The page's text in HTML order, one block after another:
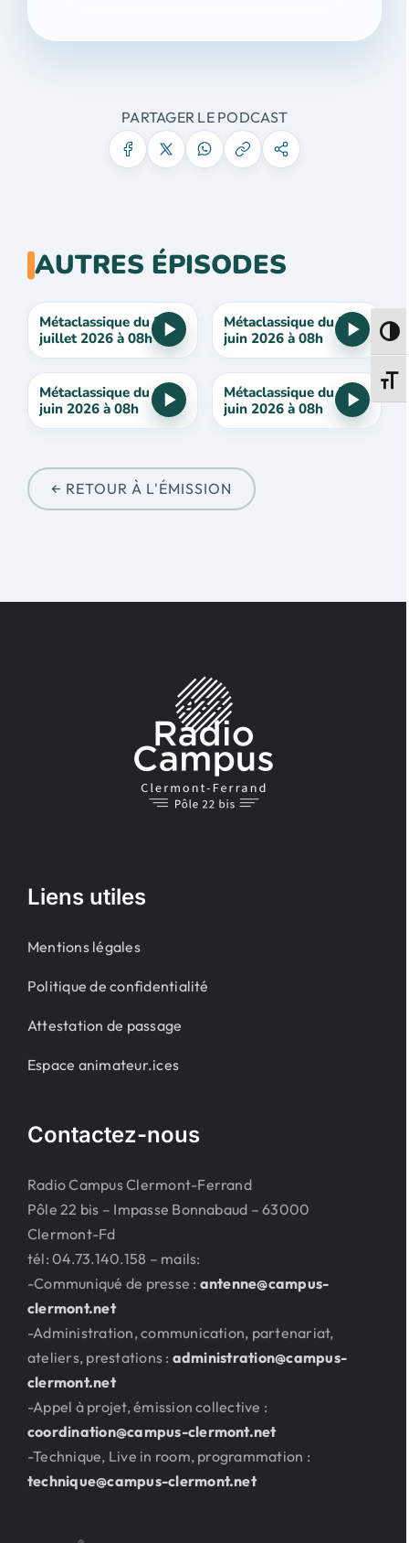
PARTAGER LE PODCAST
AUTRES ÉPISODES
Métaclassique du 3
juillet 2026 à 08h
Métaclassique du 26
juin 2026 à 08h
Métaclassique du 12
juin 2026 à 08h
Métaclassique du 5
juin 2026 à 08h
← RETOUR À L'ÉMISSION
Liens utiles
Mentions légales
Politique de confidentialité
Attestation de passage
Espace animateur.ices
Contactez-nous
Radio Campus Clermont-Ferrand
Pôle 22 bis – Impasse Bonnabaud – 63000
Clermont-Fd
tél: 04.73.140.158 – mails:
-Communiqué de presse : antenne@campus-
clermont.net
-Administration, communication, partenariat,
ateliers, prestations : administration@campus-
clermont.net
-Appel à projet, émission collective :
coordination@campus-clermont.net
-Technique, Live in room, programmation :
technique@campus-clermont.net